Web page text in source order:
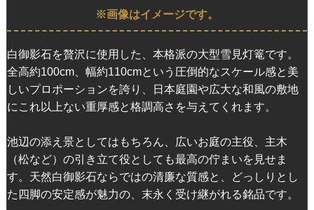
※画像はイメージです。
白御影石を贅沢に使用した、本格派の大型雪見灯篭です。
全高約100cm、幅約110cmという圧倒的なスケール感と美
しいプロポーションを誇り、日本庭園や広大な和風の敷地
にこれ以上ない重厚感と格調高さを与えてくれます。
池辺の添え景としてはもちろん、広いお庭の主役、主木
（松など）の引き立て役としても最高の佇まいを見せま
す。天然白御影石ならではの清廉な質感と、どっしりとし
た四脚の安定感が魅力の、末永く受け継がれる銘品です。